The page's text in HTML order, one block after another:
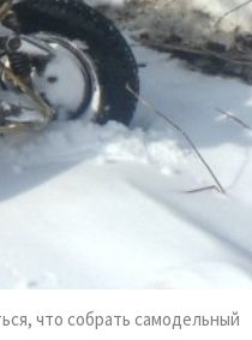
что собрать самодельный